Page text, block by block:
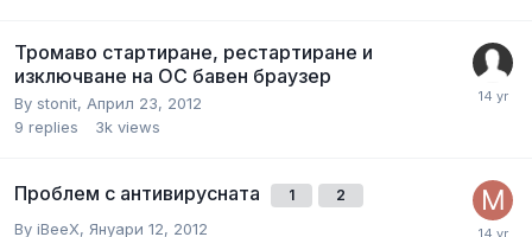
Тромаво стартиране, рестартиране и
изключване на ОС бавен браузер
By stonit, Април 23, 2012
9 replies 3k views
Проблем с антивирусната 1 2
By iBeeX, Януари 12, 2012